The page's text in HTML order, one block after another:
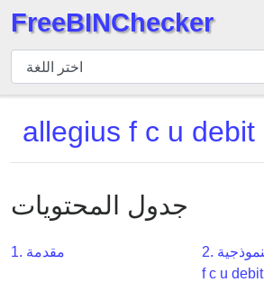
مدقق
BIN
BIN
عدد
BIN
BIN
FreeBINChecker
جدول المحتويات
1. مقدمة
2. أرقام بن النموذجية - allegius
f c u debit